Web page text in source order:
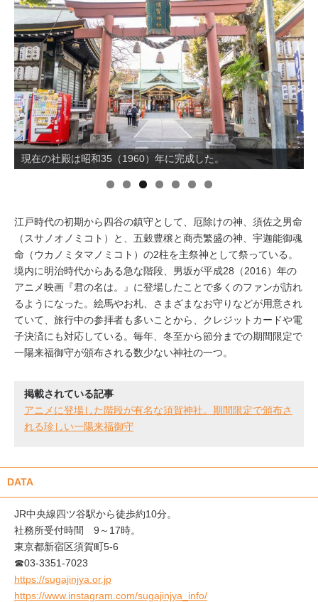
連載
中央線フェス
イベント情報
おしらせ
駅から探す
現在の社殿は昭和35（1960）年に完成した。
踊り場のある女坂。
江戸時代の初期から四谷の鎮守として、厄除けの神、須佐之男命
（スサノオノミコト）と、五穀豊穣と商売繁盛の神、宇迦能御魂
命（ウカノミタマノミコト）の2柱を主祭神として祭っている。
境内に明治時代からある急な階段、男坂が平成28（2016）年の
アニメ映画『君の名は。』に登場したことで多くのファンが訪れ
るようになった。絵馬やお札、さまざまなお守りなどが用意され
ていて、旅行中の参拝者も多いことから、クレジットカードや電
子決済にも対応している。毎年、冬至から節分までの期間限定で
一陽来福御守が頒布される数少ない神社の一つ。
掲載されている記事
アニメに登場した階段が有名な須賀神社。期間限定で頒布さ
れる珍しい一陽来福御守
DATA
JR中央線四ツ谷駅から徒歩約10分。
社務所受付時間 9～17時。
東京都新宿区須賀町5-6
☎03-3351-7023
https://sugajinjya.or.jp
https://www.instagram.com/sugajinjya_info/